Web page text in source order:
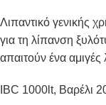
Λιπαντικό γενικής
για τη λίπανση
απαιτούν ένα
IBC 1000lt, Βαρέλι